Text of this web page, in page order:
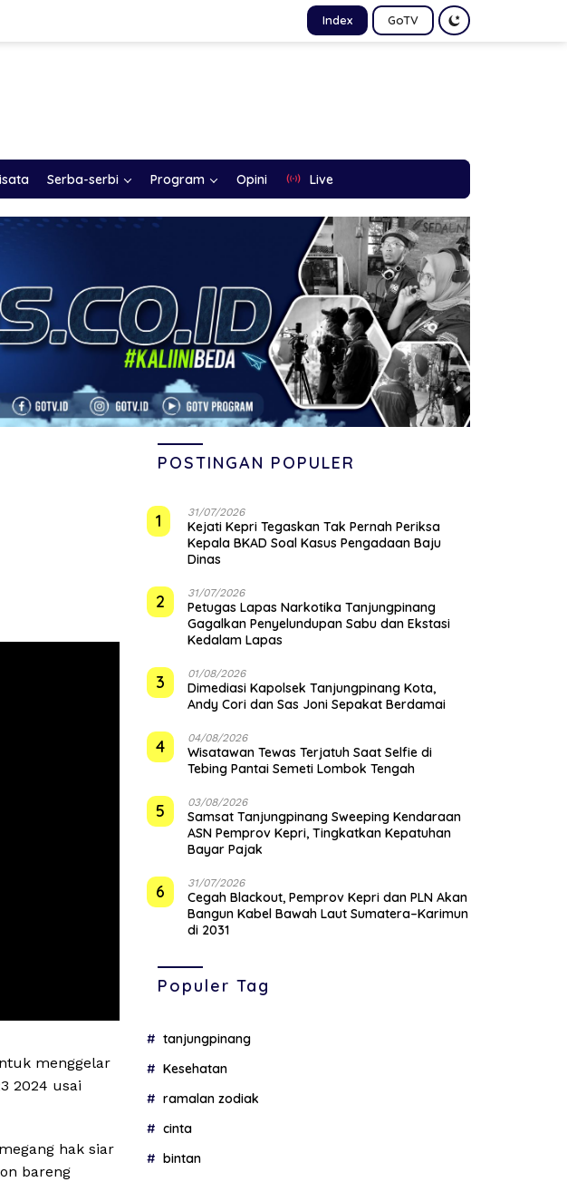
Index GoTV
Serba-serbi Program Opini Live
menggelar
2024 usai
hak siar
bareng
POSTINGAN POPULER
1 31/07/2026
Kejati Kepri Tegaskan Tak Pernah Periksa
Kepala BKAD Soal Kasus Pengadaan Baju
Dinas
2 31/07/2026
Petugas Lapas Narkotika Tanjungpinang
Gagalkan Penyelundupan Sabu dan Ekstasi
Kedalam Lapas
3 01/08/2026
Dimediasi Kapolsek Tanjungpinang Kota,
Andy Cori dan Sas Joni Sepakat Berdamai
4 04/08/2026
Wisatawan Tewas Terjatuh Saat Selfie di
Tebing Pantai Semeti Lombok Tengah
5 03/08/2026
Samsat Tanjungpinang Sweeping Kendaraan
ASN Pemprov Kepri, Tingkatkan Kepatuhan
Bayar Pajak
6 31/07/2026
Cegah Blackout, Pemprov Kepri dan PLN Akan
Bangun Kabel Bawah Laut Sumatera–Karimun
di 2031
Populer Tag
tanjungpinang
Kesehatan
ramalan zodiak
cinta
bintan